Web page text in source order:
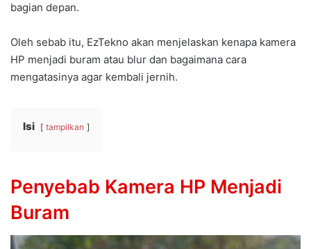
bagian depan.
Oleh sebab itu, EzTekno akan menjelaskan kenapa kamera
HP menjadi buram atau blur dan bagaimana cara
mengatasinya agar kembali jernih.
Isi tampilkan
Penyebab Kamera HP Menjadi
Buram